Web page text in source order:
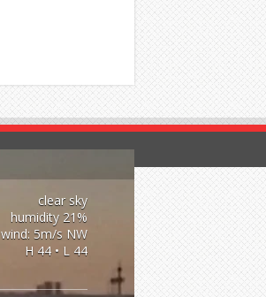
clear sky
21% humidity
wind: 5m/s NW
H 44 • L 44